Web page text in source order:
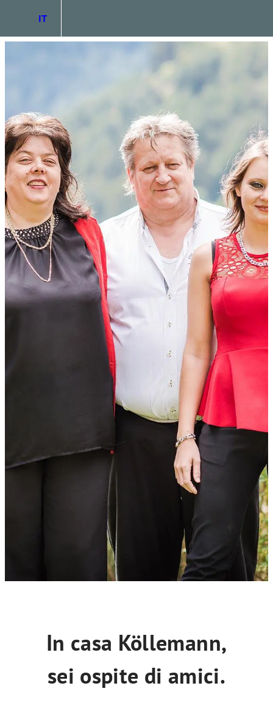
IT
In casa Köllemann,
sei ospite di amici.